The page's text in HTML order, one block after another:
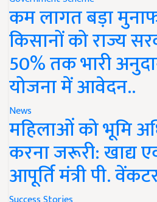
कम लागत बड़ा
किसानों को राज्य
50% तक भारी
योजना में आवेदन..
News
महिलाओं को भूमि
करना जरूरी: खाद्य
आपूर्ति मंत्री पी.